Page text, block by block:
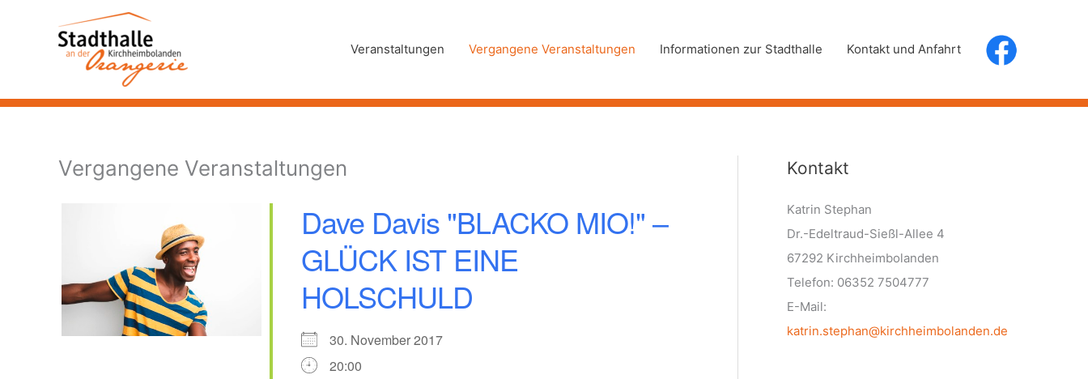
Veranstaltungen Vergangene Veranstaltungen Informationen zur Stadthalle Kontakt und Anfahrt
Vergangene Veranstaltungen
Dave Davis "BLACKO MIO!" –
GLÜCK IST EINE
HOLSCHULD
30. November 2017
20:00
Kontakt
Katrin Stephan
Dr.-Edeltraud-Sießl-Allee 4
67292 Kirchheimbolanden
Telefon: 06352 7504777
E-Mail:
katrin.stephan@kirchheimbolanden.de